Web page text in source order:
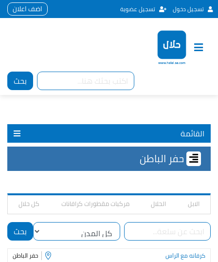
تسجيل دخول تسجيل عضوية اضف اعلان
بحث
القائمة
حفر الباطن
الابل الحلال مركبات مقطورات كرافانات كل حلال
بحث
كرفانه مع الراس
حفر الباطن